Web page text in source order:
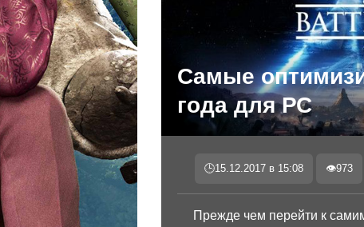
Самые
года для РС
🕒15.12.2017 в 15:08 👁973
Прежде чем перейти к